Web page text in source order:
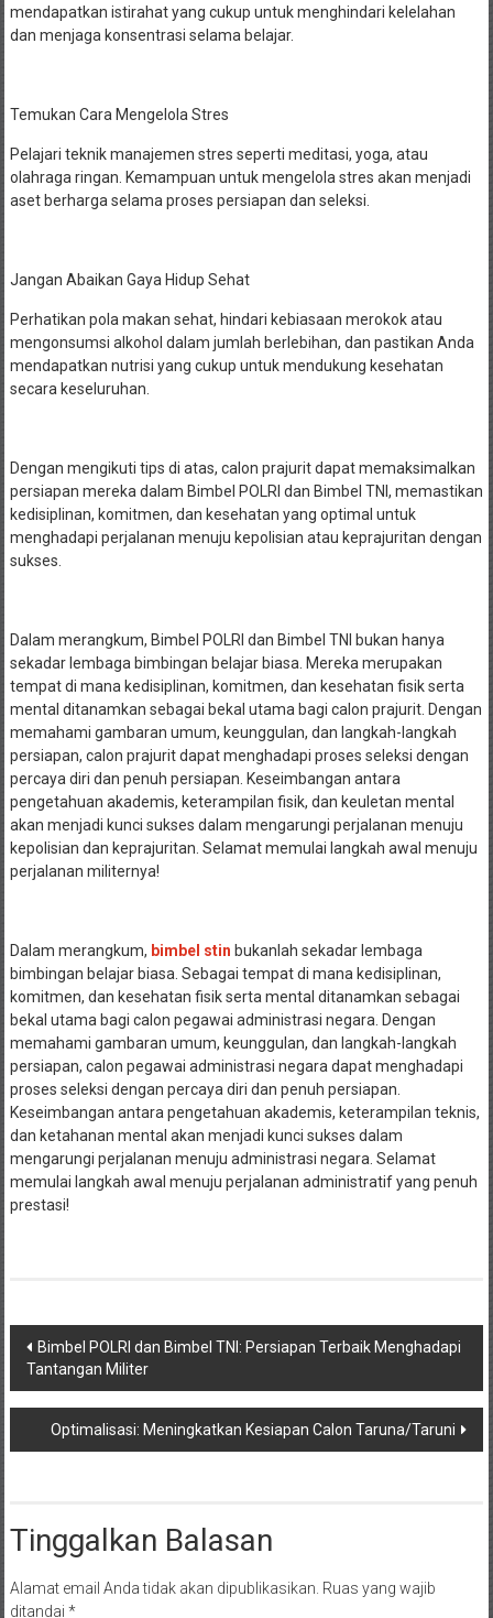
mendapatkan istirahat yang cukup untuk menghindari kelelahan
dan menjaga konsentrasi selama belajar.
Temukan Cara Mengelola Stres
Pelajari teknik manajemen stres seperti meditasi, yoga, atau
olahraga ringan. Kemampuan untuk mengelola stres akan menjadi
aset berharga selama proses persiapan dan seleksi.
Jangan Abaikan Gaya Hidup Sehat
Perhatikan pola makan sehat, hindari kebiasaan merokok atau
mengonsumsi alkohol dalam jumlah berlebihan, dan pastikan Anda
mendapatkan nutrisi yang cukup untuk mendukung kesehatan
secara keseluruhan.
Dengan mengikuti tips di atas, calon prajurit dapat memaksimalkan
persiapan mereka dalam Bimbel POLRI dan Bimbel TNI, memastikan
kedisiplinan, komitmen, dan kesehatan yang optimal untuk
menghadapi perjalanan menuju kepolisian atau keprajuritan dengan
sukses.
Dalam merangkum, Bimbel POLRI dan Bimbel TNI bukan hanya
sekadar lembaga bimbingan belajar biasa. Mereka merupakan
tempat di mana kedisiplinan, komitmen, dan kesehatan fisik serta
mental ditanamkan sebagai bekal utama bagi calon prajurit. Dengan
memahami gambaran umum, keunggulan, dan langkah-langkah
persiapan, calon prajurit dapat menghadapi proses seleksi dengan
percaya diri dan penuh persiapan. Keseimbangan antara
pengetahuan akademis, keterampilan fisik, dan keuletan mental
akan menjadi kunci sukses dalam mengarungi perjalanan menuju
kepolisian dan keprajuritan. Selamat memulai langkah awal menuju
perjalanan militernya!
Dalam merangkum, bimbel stin bukanlah sekadar lembaga
bimbingan belajar biasa. Sebagai tempat di mana kedisiplinan,
komitmen, dan kesehatan fisik serta mental ditanamkan sebagai
bekal utama bagi calon pegawai administrasi negara. Dengan
memahami gambaran umum, keunggulan, dan langkah-langkah
persiapan, calon pegawai administrasi negara dapat menghadapi
proses seleksi dengan percaya diri dan penuh persiapan.
Keseimbangan antara pengetahuan akademis, keterampilan teknis,
dan ketahanan mental akan menjadi kunci sukses dalam
mengarungi perjalanan menuju administrasi negara. Selamat
memulai langkah awal menuju perjalanan administratif yang penuh
prestasi!
Navigasi
pos
Bimbel POLRI dan Bimbel TNI: Persiapan Terbaik Menghadapi
Tantangan Militer
Optimalisasi: Meningkatkan Kesiapan Calon Taruna/Taruni
Tinggalkan Balasan
Alamat email Anda tidak akan dipublikasikan. Ruas yang wajib
ditandai *